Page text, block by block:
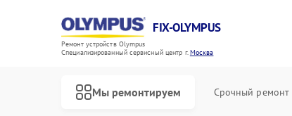
FIX-OLYMPUS
Ремонт устройств Olympus
Специализированный cервисный центр г.Москва
Мы ремонтируем Срочный ремонт